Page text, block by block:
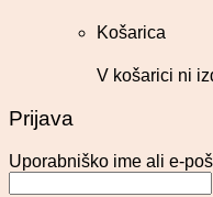
Košarica
V košarici ni
Prijava
Uporabniško ime ali e-